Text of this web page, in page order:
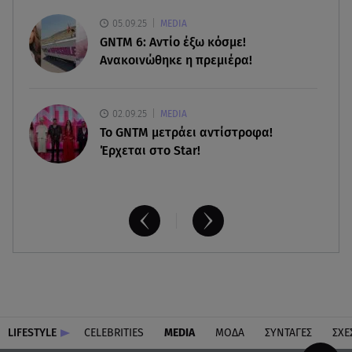
08.08.26 , 17:32
Τζο Μπάιντεν: Ο καρκίνος έχει εξαπλωθεί - Η
ανακοίνωση του γιου του
05.09.25 MEDIA
GNTM 6: Αντίο έξω κόσμε!
Ανακοινώθηκε η πρεμιέρα!
02.09.25 MEDIA
Το GNTM μετράει αντίστροφα!
Έρχεται στο Star!
LIFESTYLE CELEBRITIES MEDIA ΜΟΔΑ ΣΥΝΤΑΓΕΣ